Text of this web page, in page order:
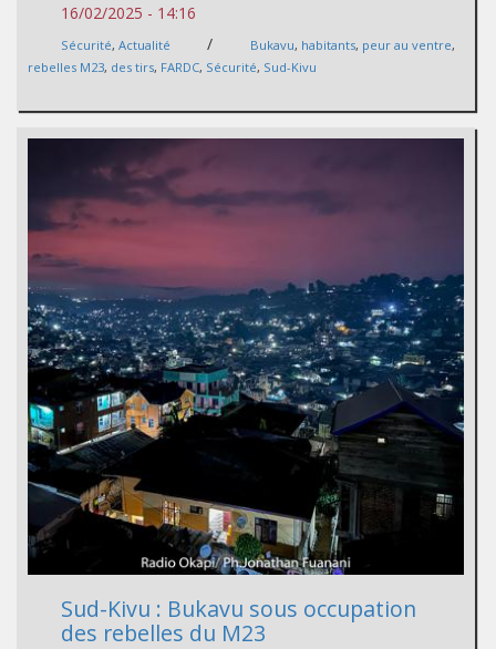
16/02/2025 - 14:16
Sécurité, Actualité / Bukavu, habitants, peur au ventre,
rebelles M23, des tirs, FARDC, Sécurité, Sud-Kivu
Sud-Kivu : Bukavu sous occupation
des rebelles du M23